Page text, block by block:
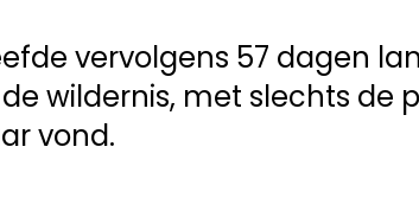
vervolgens 57 dagen
wildernis, met slechts de
vond.